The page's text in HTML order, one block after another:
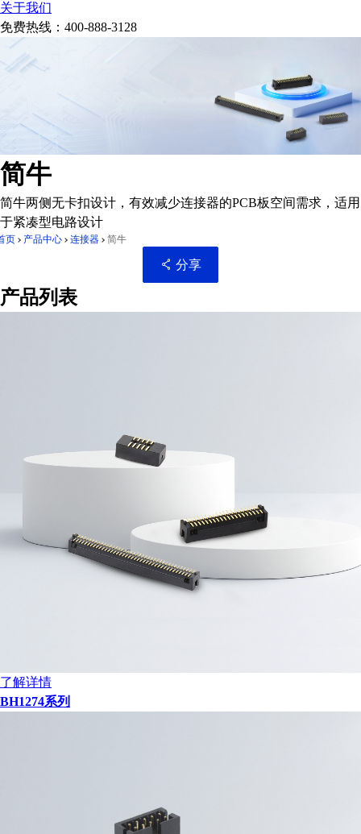
关于我们
免费热线： 400-888-3128
简牛
简牛两侧无卡扣设计，有效减少连接器的PCB板空间需求，适用
于紧凑型电路设计
页 产品中心 连接器 简牛
分享
产品列表
了解详情
BH1274系列